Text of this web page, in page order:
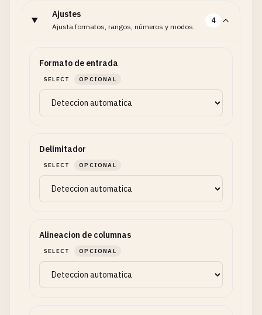
Ajustes
Ajusta formatos, rangos, números y modos.
4
Formato de entrada
SELECT OPCIONAL
Delimitador
SELECT OPCIONAL
Alineacion de columnas
SELECT OPCIONAL